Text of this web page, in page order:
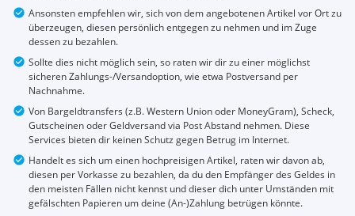
Ansonsten empfehlen wir, sich von dem angebotenen Artikel vor Ort zu
überzeugen, diesen persönlich entgegen zu nehmen und im Zuge
dessen zu bezahlen.
Sollte dies nicht möglich sein, so raten wir dir zu einer möglichst
sicheren Zahlungs-/Versandoption, wie etwa Postversand per
Nachnahme.
Von Bargeldtransfers (z.B. Western Union oder MoneyGram), Scheck,
Gutscheinen oder Geldversand via Post Abstand nehmen. Diese
Services bieten dir keinen Schutz gegen Betrug im Internet.
Handelt es sich um einen hochpreisigen Artikel, raten wir davon ab,
diesen per Vorkasse zu bezahlen, da du den Empfänger des Geldes in
den meisten Fällen nicht kennst und dieser dich unter Umständen mit
gefälschten Papieren um deine (An-)Zahlung betrügen könnte.